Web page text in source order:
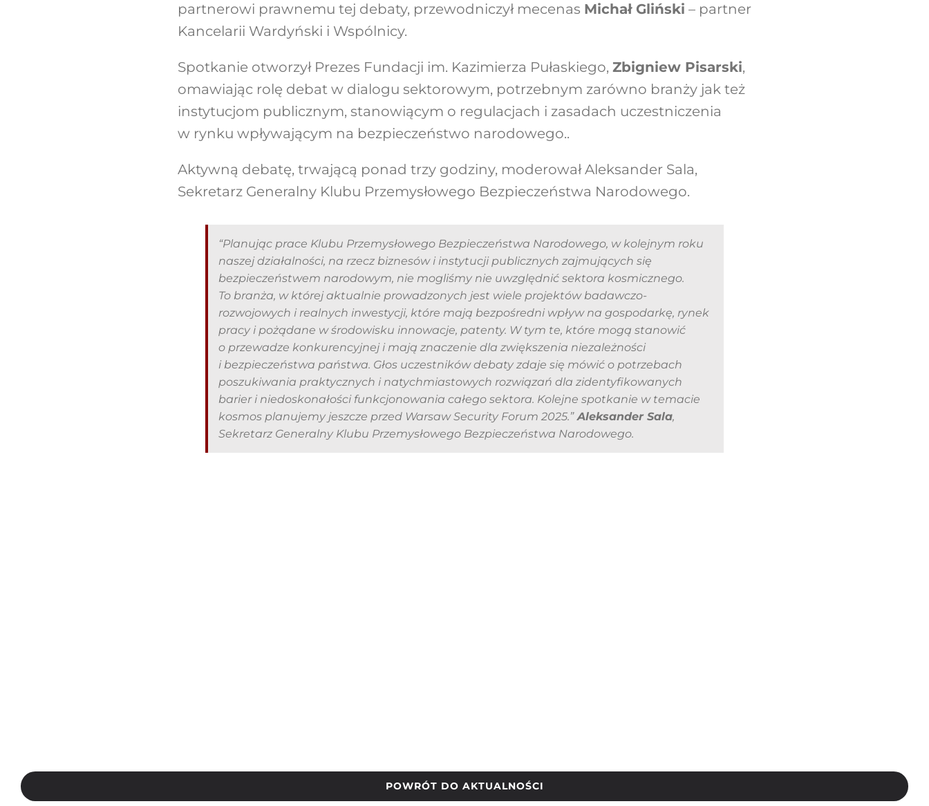
partnerowi prawnemu tej debaty, przewodniczył mecenas Michał Gliński – partner
Kancelarii Wardyński i Wspólnicy.
Spotkanie otworzył Prezes Fundacji im. Kazimierza Pułaskiego, Zbigniew Pisarski,
omawiając rolę debat w dialogu sektorowym, potrzebnym zarówno branży jak też
instytucjom publicznym, stanowiącym o regulacjach i zasadach uczestniczenia
w rynku wpływającym na bezpieczeństwo narodowego..
Aktywną debatę, trwającą ponad trzy godziny, moderowałAleksander Sala,
Sekretarz Generalny Klubu Przemysłowego Bezpieczeństwa Narodowego.
“Planując prace Klubu Przemysłowego Bezpieczeństwa Narodowego, w kolejnym roku
naszej działalności, na rzecz biznesów i instytucji publicznych zajmujących się
bezpieczeństwem narodowym, nie mogliśmy nie uwzględnić sektora kosmicznego.
To branża, w której aktualnie prowadzonych jest wiele projektów badawczo-
rozwojowych i realnych inwestycji, które mają bezpośredni wpływ na gospodarkę, rynek
pracy i pożądane w środowisku innowacje, patenty. W tym te, które mogą stanowić
o przewadze konkurencyjnej i mają znaczenie dla zwiększenia niezależności
i bezpieczeństwa państwa. Głos uczestników debaty zdaje się mówić o potrzebach
poszukiwania praktycznych i natychmiastowych rozwiązań dla zidentyfikowanych
barier i niedoskonałości funkcjonowania całego sektora. Kolejne spotkanie w temacie
kosmos planujemy jeszcze przed Warsaw Security Forum 2025.”Aleksander Sala,
Sekretarz Generalny Klubu Przemysłowego Bezpieczeństwa Narodowego.
POWRÓT DO AKTUALNOŚCI